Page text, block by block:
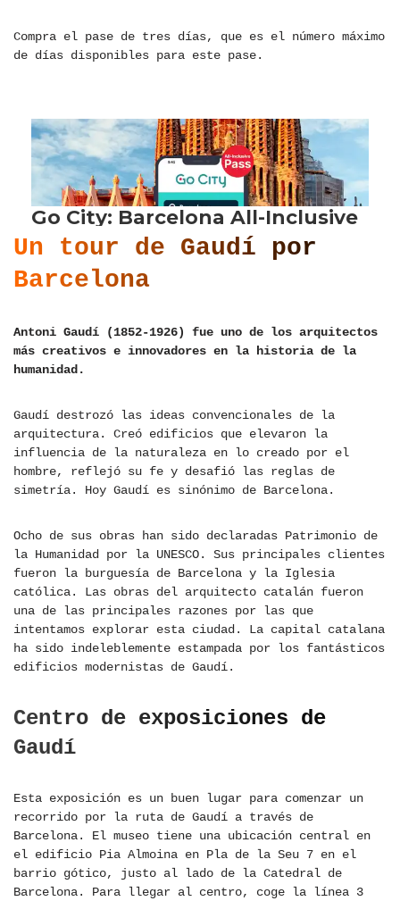
Compra el pase de tres días, que es el número máximo
de días disponibles para este pase.
Un tour de Gaudí por
Barcelona
Antoni Gaudí (1852-1926) fue uno de los arquitectos
más creativos e innovadores en la historia de la
humanidad.
Gaudí destrozó las ideas convencionales de la
arquitectura. Creó edificios que elevaron la
influencia de la naturaleza en lo creado por el
hombre, reflejó su fe y desafió las reglas de
simetría. Hoy Gaudí es sinónimo de Barcelona.
Ocho de sus obras han sido declaradas Patrimonio de
la Humanidad por la UNESCO. Sus principales clientes
fueron la burguesía de Barcelona y la Iglesia
católica. Las obras del arquitecto catalán fueron
una de las principales razones por las que
intentamos explorar esta ciudad. La capital catalana
ha sido indeleblemente estampada por los fantásticos
edificios modernistas de Gaudí.
Centro de exposiciones de
Gaudí
Esta exposición es un buen lugar para comenzar un
recorrido por la ruta de Gaudí a través de
Barcelona. El museo tiene una ubicación central en
el edificio Pia Almoina en Pla de la Seu 7 en el
barrio gótico, justo al lado de la Catedral de
Barcelona. Para llegar al centro, coge la línea 3